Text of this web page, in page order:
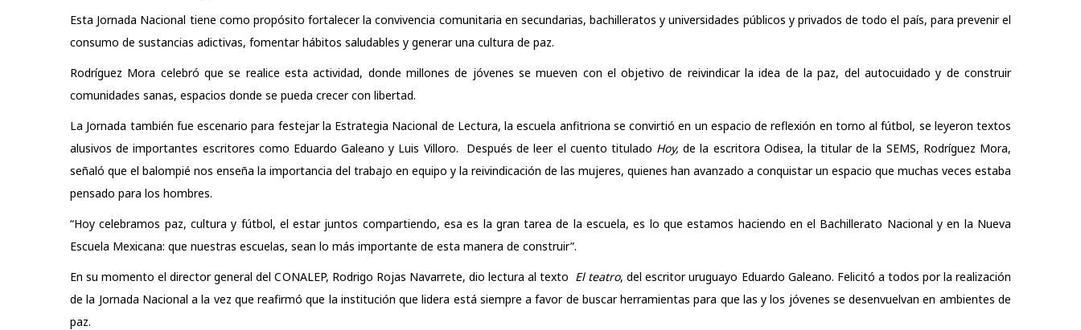
Esta Jornada Nacional tiene como propósito fortalecer la convivencia comunitaria en secundarias, bachilleratos y universidades públicos y privados de todo el país, para prevenir el
consumo de sustancias adictivas, fomentar hábitos saludables y generar una cultura de paz.
Rodríguez Mora celebró que se realice esta actividad, donde millones de jóvenes se mueven con el objetivo de reivindicar la idea de la paz, del autocuidado y de construir
comunidades sanas, espacios donde se pueda crecer con libertad.
La Jornada también fue escenario para festejar la Estrategia Nacional de Lectura, la escuela anfitriona se convirtió en un espacio de reflexión en torno al fútbol, se leyeron textos
alusivos de importantes escritores como Eduardo Galeano y Luis Villoro. Después de leer el cuento titulado Hoy, de la escritora Odisea, la titular de la SEMS, Rodríguez Mora,
señaló que el balompié nos enseña la importancia del trabajo en equipo y la reivindicación de las mujeres, quienes han avanzado a conquistar un espacio que muchas veces estaba
pensado para los hombres.
“Hoy celebramos paz, cultura y fútbol, el estar juntos compartiendo, esa es la gran tarea de la escuela, es lo que estamos haciendo en el Bachillerato Nacional y en la Nueva
Escuela Mexicana: que nuestras escuelas, sean lo más importante de esta manera de construir”.
En su momento el director general del CONALEP, Rodrigo Rojas Navarrete, dio lectura al texto El teatro, del escritor uruguayo Eduardo Galeano. Felicitó a todos por la realización
de la Jornada Nacional a la vez que reafirmó que la institución que lidera está siempre a favor de buscar herramientas para que las y los jóvenes se desenvuelvan en ambientes de
paz.